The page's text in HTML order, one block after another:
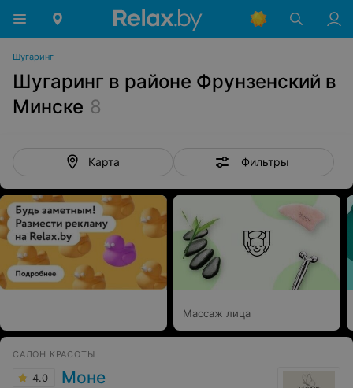
Шугаринг
Шугаринг в районе Фрунзенский в
Минске 8
Карта Фильтры
Массаж лица
САЛОН КРАСОТЫ
4.0 Моне